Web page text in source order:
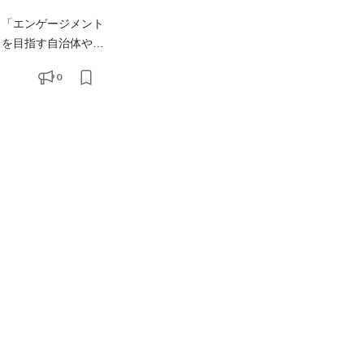
エンゲージメント
セス設計について
0